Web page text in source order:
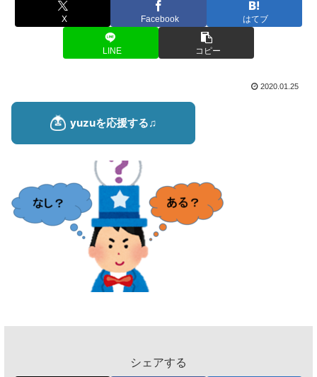
X Facebook はてブ
LINE コピー
2020.01.25
シェアする